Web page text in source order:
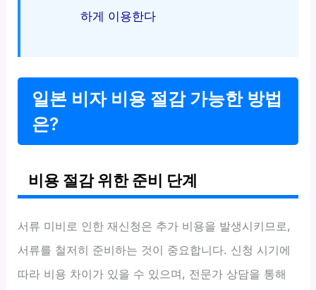
하게 이용한다
일본 비자 비용 절감 가능한 방법
은?
비용 절감 위한 준비 단계
서류 미비로 인한 재신청은 추가 비용을 발생시키므로,
서류를 철저히 준비하는 것이 중요합니다. 신청 시기에
따라 비용 차이가 있을 수 있으며, 전문가 상담을 통해